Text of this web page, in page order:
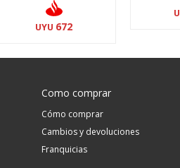
UYU 672
Como comprar
Cómo comprar
Cambios y devoluciones
Franquicias